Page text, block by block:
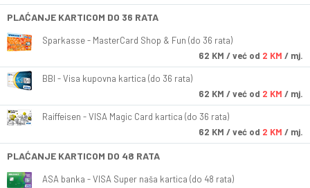
PLAĆANJE KARTICOM DO 36 RATA
Sparkasse - MasterCard Shop & Fun (do 36 rata)
62 KM / već od 2 KM / mj.
BBI - Visa kupovna kartica (do 36 rata)
62 KM / već od 2 KM / mj.
Raiffeisen - VISA Magic Card kartica (do 36 rata)
62 KM / već od 2 KM / mj.
PLAĆANJE KARTICOM DO 48 RATA
ASA banka - VISA Super naša kartica (do 48 rata)